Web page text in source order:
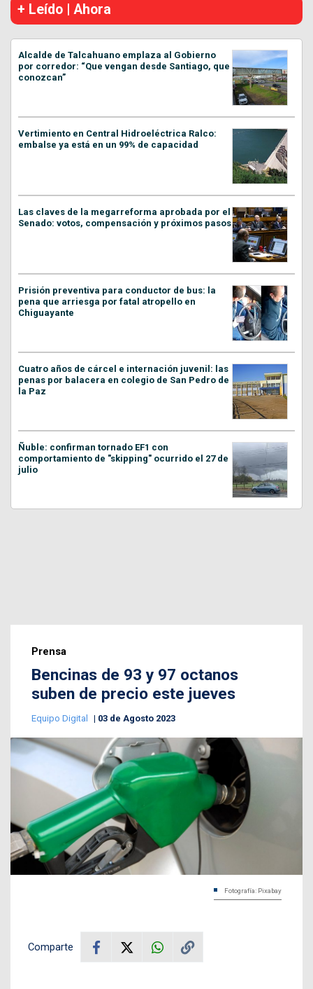
+ Leído | Ahora
Alcalde de Talcahuano emplaza al Gobierno
por corredor: “Que vengan desde Santiago, que
conozcan”
Vertimiento en Central Hidroeléctrica Ralco:
embalse ya está en un 99% de capacidad
Las claves de la megarreforma aprobada por el
Senado: votos, compensación y próximos pasos
Prisión preventiva para conductor de bus: la
pena que arriesga por fatal atropello en
Chiguayante
Cuatro años de cárcel e internación juvenil: las
penas por balacera en colegio de San Pedro de
la Paz
Ñuble: confirman tornado EF1 con
comportamiento de "skipping" ocurrido el 27 de
julio
Prensa
Bencinas de 93 y 97 octanos
suben de precio este jueves
Equipo Digital 03 de Agosto 2023
Fotografía: Pixabay
Comparte